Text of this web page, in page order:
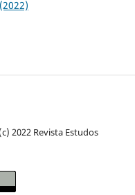
2022 Revista Estudos